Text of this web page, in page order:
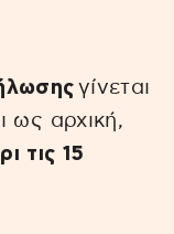
γίνεται
ως αρχική,
τις 15